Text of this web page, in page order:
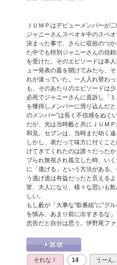
ＪＵＭＰはデビューメンバーが
ジャニーさんスペオキ中のスペ
決まった事で、さらに収拾のつ
た中でも特別ジャニーさんの信
を受けた。そのエピソードは本
ュー発表の蓋を開けてみたら、
れが違っていた。一人入れ替わ
も、そのあたりのエピソードは
必死でジャニーさんに直訴し「
を獲得しメンバーに滑り込んだ
のメンバー”は長く不信感をぬぐ
だが、光は当時藪と共にＪＵＭ
和見。セブンは、当時まだ幼く
しかし、表だって味方に付くこ
けてきてくれたのは誰々だった
ブられ無視され孤立した時、い
に「逃げる」という方法がある
う逃げ道は有益だったと言えるよ
皆、大人になり、様々な思いも
しい。
もし藪が「大事な”歌番組”に”グ
を慎み、あまり前に出すぎるな
忠告だと自分は思う。伊野尾ファ
それな！ 14 うーん